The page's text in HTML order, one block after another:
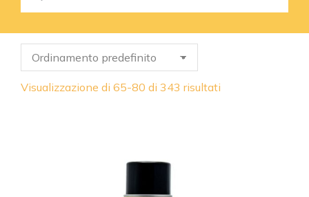
Visualizzazione di 65-80 di 343 risultati